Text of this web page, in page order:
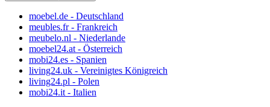
moebel.de - Deutschland
meubles.fr - Frankreich
meubelo.nl - Niederlande
moebel24.at - Österreich
mobi24.es - Spanien
living24.uk - Vereinigtes Königreich
living24.pl - Polen
mobi24.it - Italien